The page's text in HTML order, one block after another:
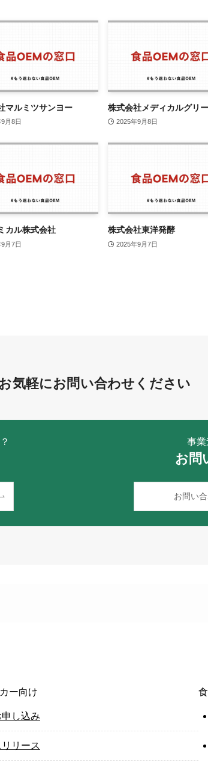
マルミツサンヨー
月8日
株式会社メディカルグリ
2025年9月8日
カル株式会社
月7日
株式会社東洋発酵
2025年9月7日
気軽にお問い合わせください
事
お問
お問い
ー向け
し込み
リース